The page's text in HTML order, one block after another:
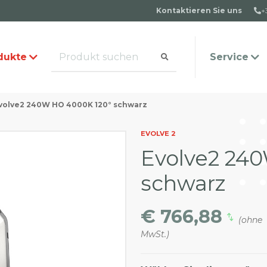
Kontaktieren Sie uns
Service
Häufige Fragen
Kontakt
240W HO 4000K 120° schwarz
EVOLVE 2
Evolve2
schwarz
€ 766,88
(ohne
MwSt.)